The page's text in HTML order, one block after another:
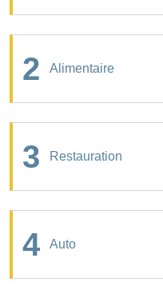
2 Alimentaire
3 Restauration
4 Auto